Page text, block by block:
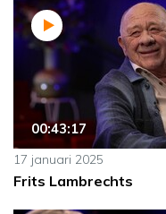
00:43:17
17 januari 2025
Frits Lambrechts